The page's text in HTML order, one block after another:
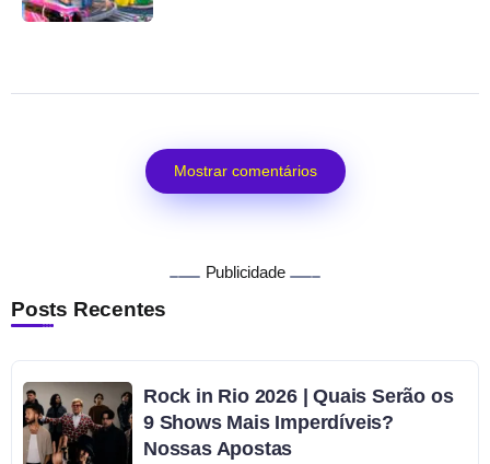
Mostrar comentários
Publicidade
Posts Recentes
Rock in Rio 2026 | Quais Serão os
9 Shows Mais Imperdíveis?
Nossas Apostas